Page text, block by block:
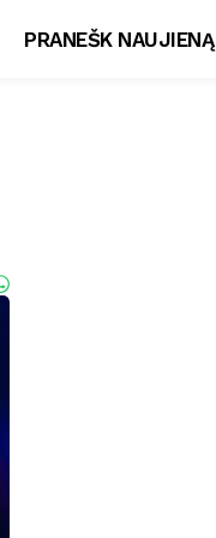
PRANEŠK NAUJIENĄ